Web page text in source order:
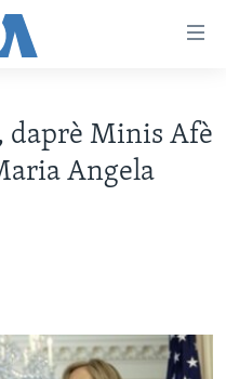
daprè Minis Afè
Angela